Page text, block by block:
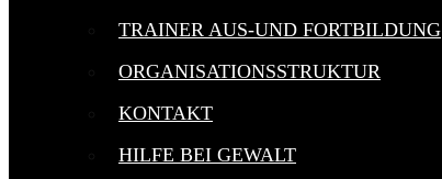
TRAINER AUS-UND FORTBILDUNG
ORGANISATIONSSTRUKTUR
KONTAKT
HILFE BEI GEWALT